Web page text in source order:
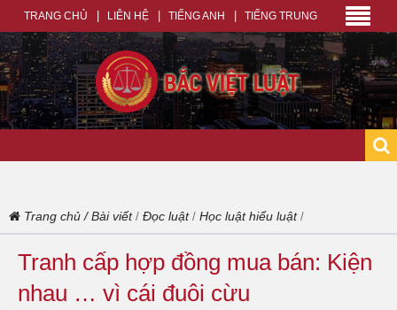
TRANG CHỦ LIÊN HỆ TIẾNG ANH TIẾNG TRUNG
Trang chủ /Bài viết/ Đọc luật/ Học luật hiểu luật/
Tranh cấp hợp đồng mua bán: Kiện
nhau … vì cái đuôi cừu